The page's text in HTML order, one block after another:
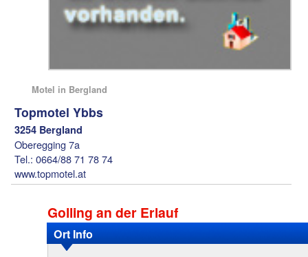
Motel in Bergland
Topmotel Ybbs
3254 Bergland
Oberegging 7a
Tel.: 0664/88 71 78 74
www.topmotel.at
Golling an der Erlauf
Ort Info